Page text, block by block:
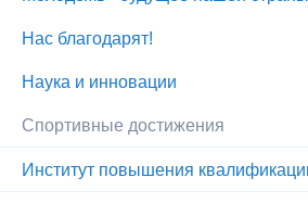
Нас благодарят!
Наука и инновации
Спортивные достижения
Институт повышения